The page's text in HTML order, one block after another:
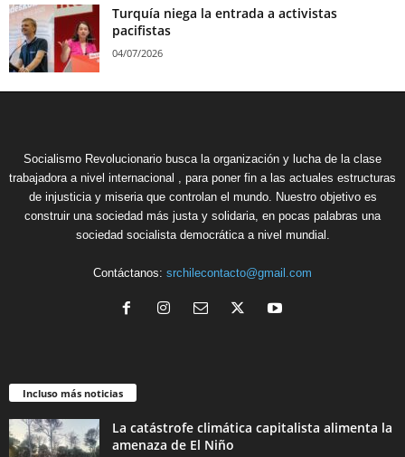
Turquía niega la entrada a activistas
pacifistas
04/07/2026
Socialismo Revolucionario busca la organización y lucha de la clase
trabajadora a nivel internacional , para poner fin a las actuales estructuras
de injusticia y miseria que controlan el mundo. Nuestro objetivo es
construir una sociedad más justa y solidaria, en pocas palabras una
sociedad socialista democrática a nivel mundial.
Contáctanos: srchilecontacto@gmail.com
Incluso más noticias
La catástrofe climática capitalista alimenta la
amenaza de El Niño